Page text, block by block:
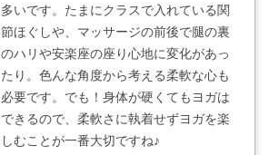
多いです。たまにクラスで入れている関
節ほぐしや、マッサージの前後で腿の裏
のハリや安楽座の座り心地に変化があっ
たり。色んな角度から考える柔軟な心も
必要です。でも！身体が硬くてもヨガは
できるので、柔軟さに執着せずヨガを楽
しむことが一番大切ですね♪